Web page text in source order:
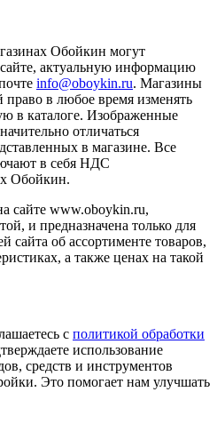
Обойкин могут
актуальную информацию
info@oboykin.ru. Магазины
в любое время изменять
в каталоге. Изображенные
отличаться
в магазине. Все
в себя НДС
Обойкин.
сайте www.oboykin.ru,
и предназначена только для
сайта об ассортименте товаров,
а также ценах на такой
с политикой обработки
использование
средств и инструментов
Это помогает нам улучшать